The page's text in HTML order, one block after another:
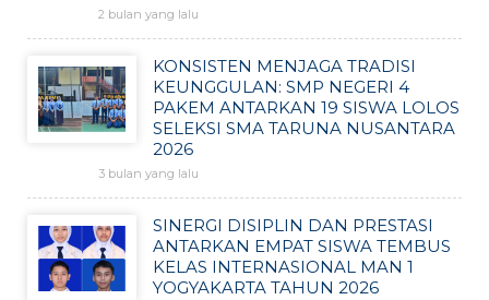
2 bulan yang lalu
KONSISTEN MENJAGA TRADISI
KEUNGGULAN: SMP NEGERI 4
PAKEM ANTARKAN 19 SISWA LOLOS
SELEKSI SMA TARUNA NUSANTARA
2026
3 bulan yang lalu
SINERGI DISIPLIN DAN PRESTASI
ANTARKAN EMPAT SISWA TEMBUS
KELAS INTERNASIONAL MAN 1
YOGYAKARTA TAHUN 2026